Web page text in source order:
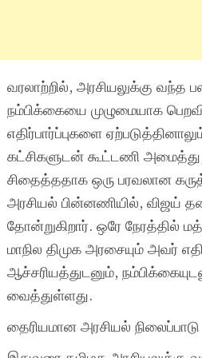
வரலாற்றில், அரசியலுக்கு வந்த
நம்பிக்கையை முழுமையாக
எதிர்பார்ப்புகளை
கட்சிகளுடன் கூட்டணி
சிதைத்ததாக ஒரு பரவலான
அரசியல் பின்னணியில், விஜய்
தோன்றுகிறார். ஒரே நேரத்தில்
மாநில திமுக அரசையும் அவர்
ஆச்சரியத்துடனும்,
வைத்துள்ளது.
தைரியமான அரசியல் நிலைப்பாடு